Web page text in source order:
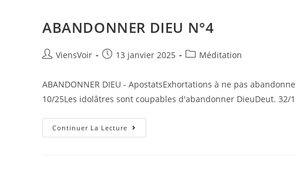
ABANDONNER DIEU N°4
ViensVoir 13 janvier 2025 Méditation
ABANDONNER DIEU - ApostatsExhortations à ne pas
10/25Les idolâtres sont coupables d'abandonner DieuDeut. 32/
Continuer La Lecture